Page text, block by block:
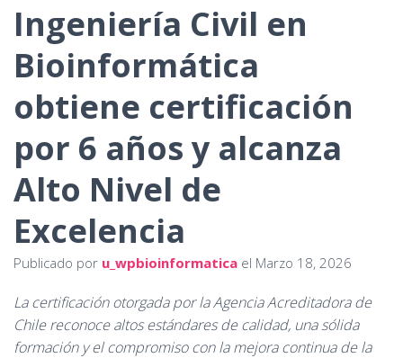
Ingeniería Civil en
Bioinformática
obtiene certificación
por 6 años y alcanza
Alto Nivel de
Excelencia
Publicado por u_wpbioinformatica el Marzo 18, 2026
La certificación otorgada por la Agencia Acreditadora de
Chile reconoce altos estándares de calidad, una sólida
formación y el compromiso con la mejora continua de la